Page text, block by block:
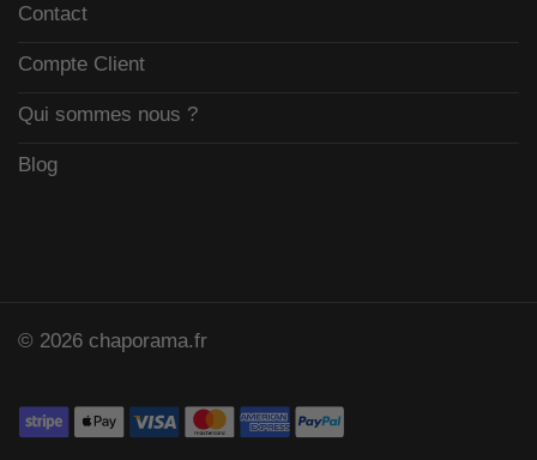
Contact
Compte Client
Qui sommes nous ?
Blog
© 2026 chaporama.fr